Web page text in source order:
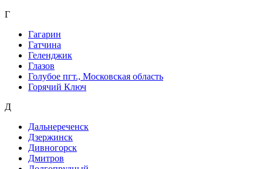
Г
Гагарин
Гатчина
Геленджик
Глазов
Голубое пгт., Московская область
Горячий Ключ
Д
Дальнереченск
Дзержинск
Дивногорск
Дмитров